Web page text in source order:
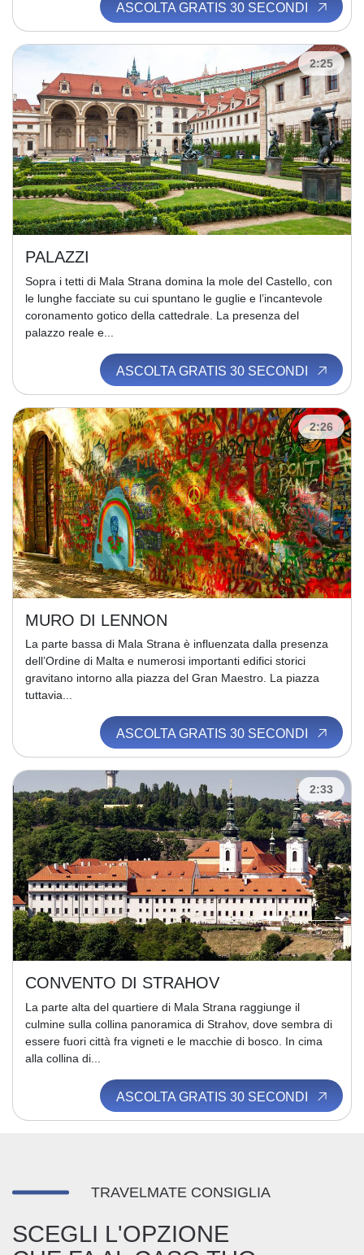
ASCOLTA GRATIS 30 SECONDI
2:25
PALAZZI
Sopra i tetti di Mala Strana domina la mole del Castello, con
le lunghe facciate su cui spuntano le guglie e l’incantevole
coronamento gotico della cattedrale. La presenza del
palazzo reale e...
ASCOLTA GRATIS 30 SECONDI
2:26
MURO DI LENNON
La parte bassa di Mala Strana è influenzata dalla presenza
dell’Ordine di Malta e numerosi importanti edifici storici
gravitano intorno alla piazza del Gran Maestro. La piazza
tuttavia...
ASCOLTA GRATIS 30 SECONDI
2:33
CONVENTO DI STRAHOV
La parte alta del quartiere di Mala Strana raggiunge il
culmine sulla collina panoramica di Strahov, dove sembra di
essere fuori città fra vigneti e le macchie di bosco. In cima
alla collina di...
ASCOLTA GRATIS 30 SECONDI
TRAVELMATE CONSIGLIA
SCEGLI L'OPZIONE